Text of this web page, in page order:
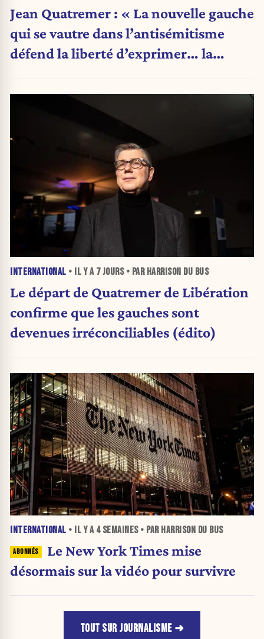
Jean Quatremer : « La nouvelle gauche
qui se vautre dans l’antisémitisme
défend la liberté d’exprimer… la
INTERNATIONAL • IL Y A 7 JOURS• PAR HARRISON DU BUS
Le départ de Quatremer de Libération
confirme que les gauches sont
devenues irréconciliables (édito)
INTERNATIONAL • IL Y A 4 SEMAINES• PAR HARRISON DU BUS
Le New York Times mise
désormais sur la vidéo pour survivre
TOUT SUR JOURNALISME